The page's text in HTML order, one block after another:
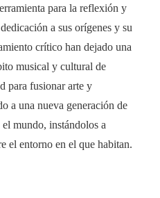
para la reflexión y
a sus orígenes y su
crítico han dejado una
musical y cultural de
para fusionar arte y
a una nueva generación de
mundo, instándolos a
el entorno en el que habitan.